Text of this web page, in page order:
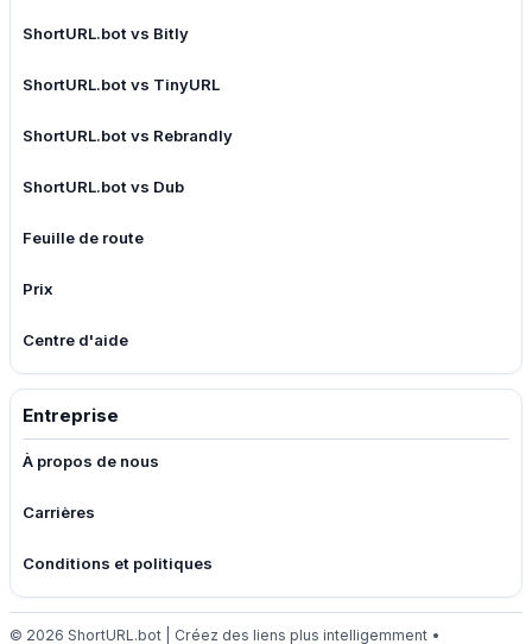
ShortURL.bot vs Bitly
ShortURL.bot vs TinyURL
ShortURL.bot vs Rebrandly
ShortURL.bot vs Dub
Feuille de route
Prix
Centre d'aide
Entreprise
À propos de nous
Carrières
Conditions et politiques
© 2026 ShortURL.bot | Créez des liens plus intelligemment •